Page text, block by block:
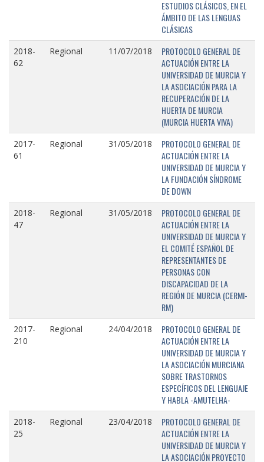
ESTUDIOS CLÁSICOS, EN EL
ÁMBITO DE LAS LENGUAS
CLÁSICAS
2018-
62
Regional 11/07/2018
PROTOCOLO GENERAL DE
ACTUACIÓN ENTRE LA
UNIVERSIDAD DE MURCIA Y
LA ASOCIACIÓN PARA LA
RECUPERACIÓN DE LA
HUERTA DE MURCIA
(MURCIA HUERTA VIVA)
2017-
61
Regional 31/05/2018
PROTOCOLO GENERAL DE
ACTUACIÓN ENTRE LA
UNIVERSIDAD DE MURCIA Y
LA FUNDACIÓN SÍNDROME
DE DOWN
2018-
47
Regional 31/05/2018
PROTOCOLO GENERAL DE
ACTUACIÓN ENTRE LA
UNIVERSIDAD DE MURCIA Y
EL COMITÉ ESPAÑOL DE
REPRESENTANTES DE
PERSONAS CON
DISCAPACIDAD DE LA
REGIÓN DE MURCIA (CERMI-
RM)
2017-
210
Regional 24/04/2018
PROTOCOLO GENERAL DE
ACTUACIÓN ENTRE LA
UNIVERSIDAD DE MURCIA Y
LA ASOCIACIÓN MURCIANA
SOBRE TRASTORNOS
ESPECÍFICOS DEL LENGUAJE
Y HABLA -AMUTELHA-
2018-
25
Regional 23/04/2018
PROTOCOLO GENERAL DE
ACTUACIÓN ENTRE LA
UNIVERSIDAD DE MURCIA Y
LA ASOCIACIÓN PROYECTO